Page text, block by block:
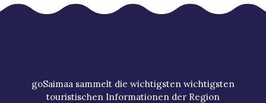
goSaimaa sammelt die wichtigsten wichtigsten
touristischen Informationen der Region